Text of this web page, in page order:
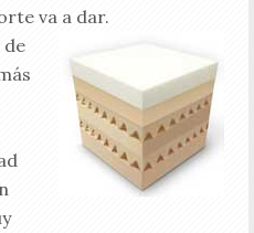
va a dar.
de